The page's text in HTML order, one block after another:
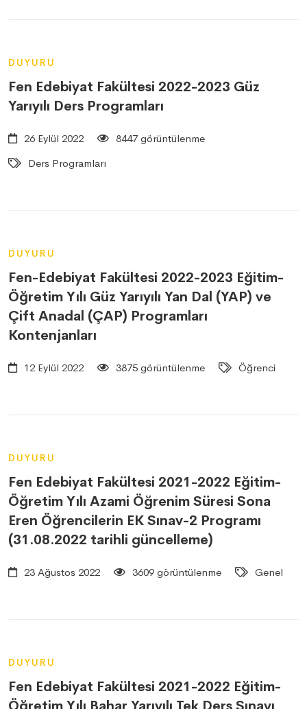
DUYURU
Fen Edebiyat Fakültesi 2022-2023 Güz
Yarıyılı Ders Programları
26 Eylül 2022
8447 görüntülenme
Ders Programları
DUYURU
Fen-Edebiyat Fakültesi 2022-2023 Eğitim-
Öğretim Yılı Güz Yarıyılı Yan Dal (YAP) ve
Çift Anadal (ÇAP) Programları
Kontenjanları
12 Eylül 2022 3875 görüntülenme Öğrenci
DUYURU
Fen Edebiyat Fakültesi 2021-2022 Eğitim-
Öğretim Yılı Azami Öğrenim Süresi Sona
Eren Öğrencilerin EK Sınav-2 Programı
(31.08.2022 tarihli güncelleme)
23 Ağustos 2022 3609 görüntülenme Genel
DUYURU
Fen Edebiyat Fakültesi 2021-2022 Eğitim-